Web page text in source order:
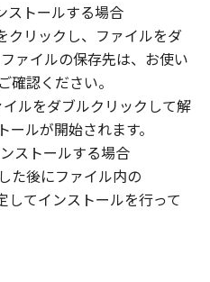
WILL BE
FREE.
IN NO EVENT
CANON'S
THEIR
OR CANON'S
ANY DAMAGES
WITHOUT
PROFITS,
LOSS OF
OR OTHER
トールする場合
クリックし、ファイルをダ
ァイルの保存先は、お使い
確認ください。
ルをダブルクリックして解
ルが開始されます。
ストールする場合
た後にファイル内の
してインストールを行って